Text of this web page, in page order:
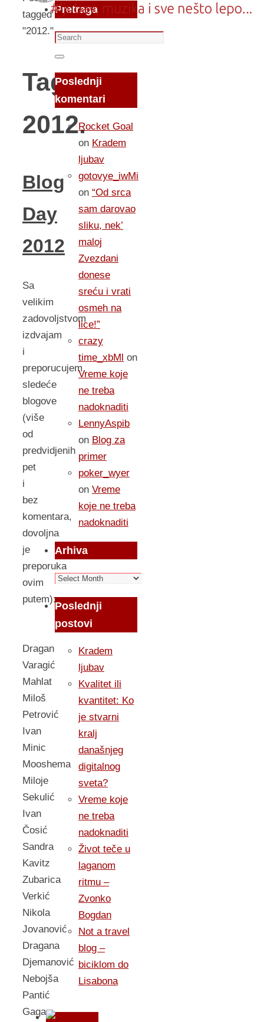
tagged
"2012."
Tag:
2012.
Blog
Day
2012
Sa
velikim
zadovoljstvom
izdvajam
i
preporucujem
sledeće
blogove
(više
od
predvidjenih
pet
i
bez
komentara,
dovoljna
je
preporuka
ovim
putem):
Dragan
Varagić
Mahlat
Miloš
Petrović
Ivan
Minic
Mooshema
Miloje
Sekulić
Ivan
Čosić
Sandra
Kavitz
Zubarica
Verkić
Nikola
Jovanović
Dragana
Djemanović
Nebojša
Pantić
Gaga
Pretraga
Search
for:
Search
Poslednji
komentari
Rocket Goal
on Kradem
ljubav
gotovye_iwMi
on “Od srca
sam darovao
sliku, nek’
maloj
Zvezdani
donese
sreću i vrati
osmeh na
lice!”
crazy
time_xbMl on
Vreme koje
ne treba
nadoknaditi
LennyAspib
on Blog za
primer
poker_wyer
on Vreme
koje ne treba
nadoknaditi
Arhiva
Arhiva
Poslednji
postovi
Kradem
ljubav
Kvalitet ili
kvantitet: Ko
je stvarni
kralj
današnjeg
digitalnog
sveta?
Vreme koje
ne treba
nadoknaditi
Život teče u
laganom
ritmu –
Zvonko
Bogdan
Not a travel
blog –
biciklom do
Lisabona